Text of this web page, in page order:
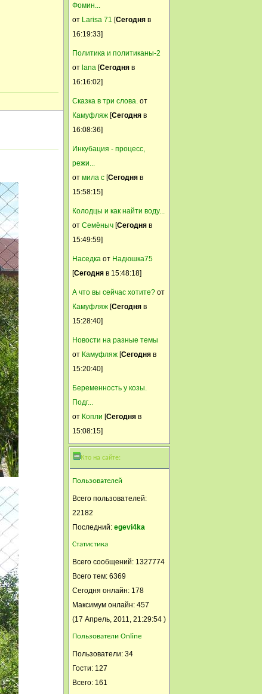
Ксения
21 Июль, 2014, 16:16:07
Дэни, приветствуем на
форуме! Ответ на ваш вопрос
может находиться в разделе
Болезни кур и цыплят
Лампец
21 Июль, 2014, 16:15:55
помёт какой ? не кокцидиоз ?
тема тут есть...
Дэни
у меня дохнут цыплята, уже
им по 1 мес, бегали веселые,
а потом резко как то
нахохлились и стали дохнуть,
что ни так подскажите?
СЕРГЕЙ-AРГУC
21 Июль, 2014, 08:18:51
Политика... Хе... Сплошной
ор и тонны чумовой инфы с
21 Июль, 2014, 02:00:04
А что толку высказываться....
Никто не слушает оппонента.
Только перегрызлись.....
Светлана Климова
21 Июль, 2014, 00:00:55
Опять тему политики
заблокировали…..
20 Июль, 2014, 23:36:02
А я пирожок испекла
грушевый.
НИНА******
20 Июль, 2014, 12:39:35
Сегодня ДЕНЬ ТОРТА!
Фомин...
от Larisa 71 [Сегодня в
16:19:33]
Политика и политиканы-2
от lana [Сегодня в
16:16:02]
Сказка в три слова. от
Камуфляж [Сегодня в
16:08:36]
Инкубация - процесс,
режи...
от мила c [Сегодня в
15:58:15]
Колодцы и как найти воду...
от Семёныч [Сегодня в
15:49:59]
Наседка от Надюшка75
[Сегодня в 15:48:18]
А что вы сейчас хотите? от
Камуфляж [Сегодня в
15:28:40]
Новости на разные темы
от Камуфляж [Сегодня в
15:20:40]
Беременность у козы.
Подг...
от Копли [Сегодня в
15:08:15]
Кто на сайте:
Пользователей
Всего пользователей:
22182
Последний: egevi4ka
Статистика
Всего сообщений: 1327774
Всего тем: 6369
Сегодня онлайн: 178
Максимум онлайн: 457
(17 Апрель, 2011, 21:29:54 )
Пользователи Online
Пользователи: 34
Гости: 127
Всего: 161